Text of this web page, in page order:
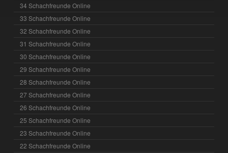
34 Schachfreunde Online
33 Schachfreunde Online
32 Schachfreunde Online
31 Schachfreunde Online
30 Schachfreunde Online
29 Schachfreunde Online
28 Schachfreunde Online
27 Schachfreunde Online
26 Schachfreunde Online
25 Schachfreunde Online
23 Schachfreunde Online
22 Schachfreunde Online